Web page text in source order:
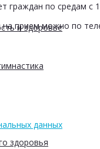
и здоровье
здоровья
граждан по средам с
на прием можно по
данных